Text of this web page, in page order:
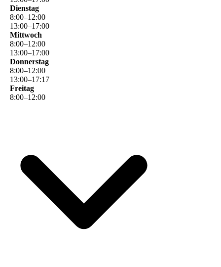
Dienstag
8:00–12:00
13:00–17:00
Mittwoch
8:00–12:00
13:00–17:00
Donnerstag
8:00–12:00
13:00–17:17
Freitag
8:00–12:00